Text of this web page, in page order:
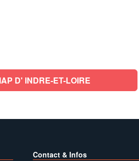
D' INDRE-ET-LOIRE
Contact & Infos